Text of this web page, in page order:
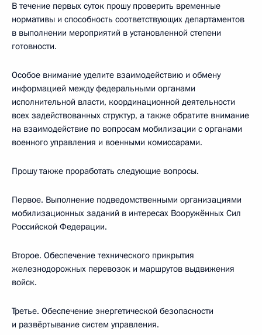
В течение первых суток прошу проверить временные
нормативы и способность соответствующих департаментов
в выполнении мероприятий в установленной степени
готовности.
Особое внимание уделите взаимодействию и обмену
информацией между федеральными органами
исполнительной власти, координационной деятельности
всех задействованных структур, а также обратите внимание
на взаимодействие по вопросам мобилизации с органами
военного управления и военными комиссарами.
Прошу также проработать следующие вопросы.
Первое. Выполнение подведомственными организациями
мобилизационных заданий в интересах Вооружённых Сил
Российской Федерации.
Второе. Обеспечение технического прикрытия
железнодорожных перевозок и маршрутов выдвижения
войск.
Третье. Обеспечение энергетической безопасности
и развёртывание систем управления.